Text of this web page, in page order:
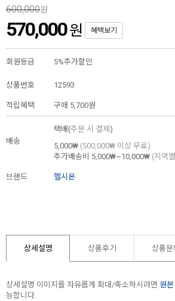
600,000원
570,000원 혜택보기
회원등급 5%추가할인
상품번호 12593
적립혜택 구매 5,700원
배송
택배(주문 시 결제 )
5,000₩ (500,000₩ 이상 무료)
추가배송비
5,000₩~10,000₩ (지역
브랜드 헬시온
상세설명 상품후기 상품문
상세설명 이미지를 자유롭게 확대/축소하시려면 원본
능합니다.